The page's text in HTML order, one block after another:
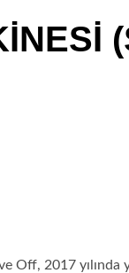
Off, 2017 yılında